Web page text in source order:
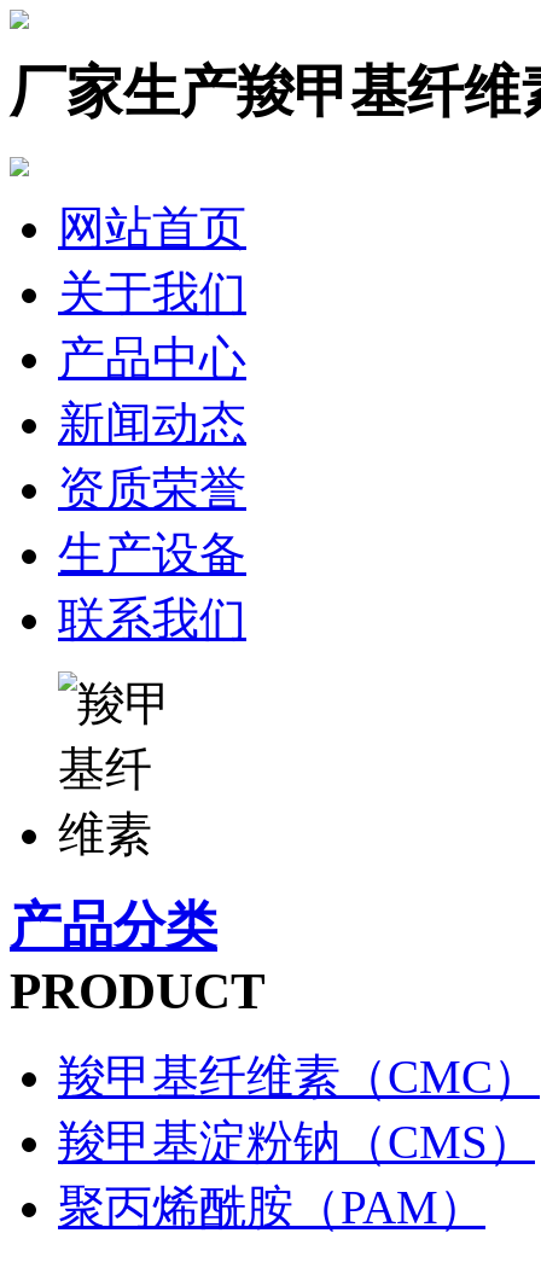
厂家生产羧甲基纤
网站首页
关于我们
产品中心
新闻动态
资质荣誉
生产设备
联系我们
产品分类
PRODUCT
羧甲基纤维素（CMC）
羧甲基淀粉钠（CMS）
聚丙烯酰胺（PAM）